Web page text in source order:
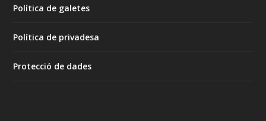
Política de galetes
Política de privadesa
Protecció de dades